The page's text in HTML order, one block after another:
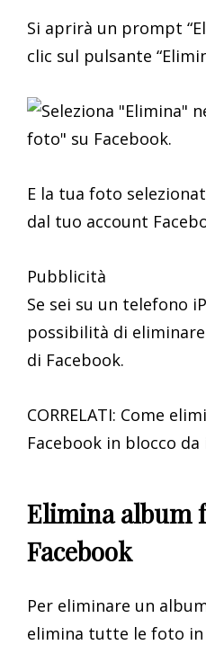
Si aprirà un prompt
clic sul pulsante
E la tua foto
dal tuo account
Pubblicità
Se sei su un telefono
possibilità di
di Facebook.
CORRELATI: Come
Facebook in blocco
Elimina album
Facebook
Per eliminare un
elimina tutte le foto in